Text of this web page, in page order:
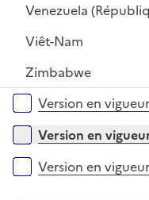
Venezuela
Viêt-Nam
Zimbabwe
Versions sur la période
Version en
Version en
Version en